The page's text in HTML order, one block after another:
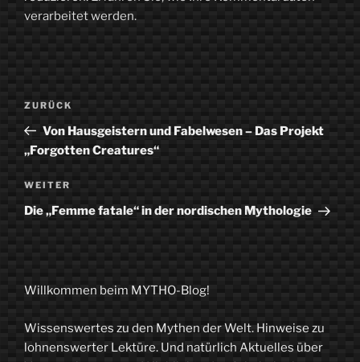
verarbeitet werden.
Beitragsnavigation
Vorheriger
Beitrag
ZURÜCK
Von Hausgeistern und Fabelwesen – Das Projekt
„Forgotten Creatures“
Nächster
Beitrag
WEITER
Die „Femme fatale“ in der nordischen Mythologie
Willkommen beim MYTHO-Blog!
Wissenswertes zu den Mythen der Welt. Hinweise zu
lohnenswerter Lektüre. Und natürlich Aktuelles über